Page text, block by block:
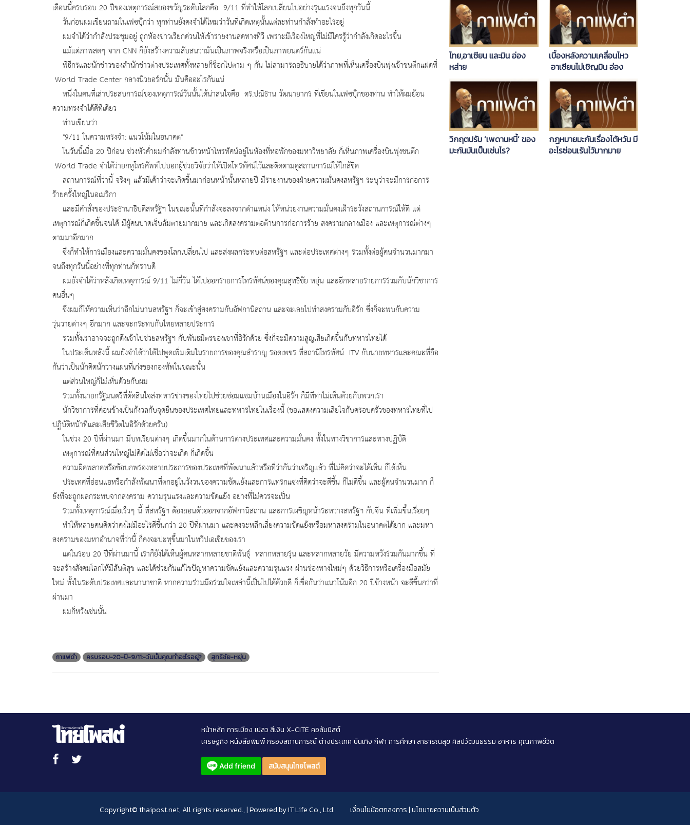
เดือนนี้ครบรอบ 20 ปีของเหตุการณ์สยองขวัญระดับโลกคือ 9/11 ที่ทำให้โลกเปลี่ยนไปอย่างรุนแรงจนถึงทุกวันนี้
วันก่อนผมเขียนถามในเฟซบุ๊กว่า ทุกท่านยังคงจำได้ไหมว่าวันที่เกิดเหตุนั้นแต่ละท่านกำลังทำอะไรอยู่
ผมจำได้ว่ากำลังประชุมอยู่ ถูกห้องข่าวเรียกด่วนให้เข้ารายงานสดทางทีวี เพราะมีเรื่องใหญ่ที่ไม่มีใครรู้ว่ากำลังเกิดอะไรขึ้น
แม้แต่ภาพสดๆ จาก CNN ก็ยังสร้างความสับสนว่ามันเป็นภาพจริงหรือเป็นภาพยนตร์กันแน่
พิธีกรและนักข่าวของสำนักข่าวต่างประเทศทั้งหลายก็ช็อกไปตาม ๆ กัน ไม่สามารถอธิบายได้ว่าภาพที่เห็นเครื่องบินพุ่งเข้าชนตึกแฝดที่
World Trade Center กลางนิวยอร์กนั้น มันคืออะไรกันแน่
หนึ่งในคนที่เล่าประสบการณ์ของเหตุการณ์วันนั้นได้น่าสนใจคือ ดร.ปณิธาน วัฒนายากร ที่เขียนในเฟซบุ๊กของท่าน ทำให้ผมย้อน
ความทรงจำได้ดีทีเดียว
ท่านเขียนว่า
"9/11 ในความทรงจำ: แนวโน้มในอนาคต"
ในวันนี้เมื่อ 20 ปีก่อน ช่วงหัวค่ำผมกำลังทานข้าวหน้าโทรทัศน์อยู่ในห้องที่หอพักของมหาวิทยาลัย ก็เห็นภาพเครื่องบินพุ่งชนตึก
World Trade จำได้ว่ายกหูโทรศัพท์ไปบอกผู้ช่วยวิจัยว่าให้เปิดโทรทัศน์ไว้และติดตามดูสถานการณ์ให้ใกล้ชิด
สถานการณ์ที่ว่านี้ จริงๆ แล้วมีเค้าว่าจะเกิดขึ้นมาก่อนหน้านั้นหลายปี มีรายงานของฝ่ายความมั่นคงสหรัฐฯ ระบุว่าจะมีการก่อการ
ร้ายครั้งใหญ่ในอเมริกา
และมีคำสั่งของประธานาธิบดีสหรัฐฯ ในขณะนั้นที่กำลังจะลงจากตำแหน่ง ให้หน่วยงานความมั่นคงเฝ้าระวังสถานการณ์ให้ดี แต่
เหตุการณ์ก็เกิดขึ้นจนได้ มีผู้คนบาดเจ็บล้มตายมากมาย และเกิดสงครามต่อต้านการก่อการร้าย สงครามกลางเมือง และเหตุการณ์ต่างๆ
ตามมาอีกมาก
ซึ่งก็ทำให้การเมืองและความมั่นคงของโลกเปลี่ยนไป และส่งผลกระทบต่อสหรัฐฯ และต่อประเทศต่างๆ รวมทั้งต่อผู้คนจำนวนมากมา
จนถึงทุกวันนี้อย่างที่ทุกท่านก็ทราบดี
ผมยังจำได้ว่าหลังเกิดเหตุการณ์ 9/11 ไม่กี่วัน ได้ไปออกรายการโทรทัศน์ของคุณสุทธิชัย หยุ่น และอีกหลายรายการร่วมกับนักวิชาการ
คนอื่นๆ
ซึ่งผมก็ให้ความเห็นว่าอีกไม่นานสหรัฐฯ ก็จะเข้าสู่สงครามกับอัฟกานิสถาน และจะเลยไปทำสงครามกับอิรัก ซึ่งก็จะพบกับความ
วุ่นวายต่างๆ อีกมาก และจะกระทบกับไทยหลายประการ
รวมทั้งเราอาจจะถูกดึงเข้าไปช่วยสหรัฐฯ กับพันธมิตรของเขาที่อิรักด้วย ซึ่งก็จะมีความสูญเสียเกิดขึ้นกับทหารไทยได้
ในประเด็นหลังนี้ ผมยังจำได้ว่าได้ไปพูดเพิ่มเติมในรายการของคุณสำราญ รอดเพชร ที่สถานีโทรทัศน์ iTV กับนายทหารและคณะที่ถือ
กันว่าเป็นนักคิดนักวางแผนที่เก่งของกองทัพในขณะนั้น
แต่ส่วนใหญ่ก็ไม่เห็นด้วยกับผม
รวมทั้งนายกรัฐมนตรีที่ตัดสินใจส่งทหารช่างของไทยไปช่วยซ่อมแซมบ้านเมืองในอิรัก ก็มีทีท่าไม่เห็นด้วยกับพวกเรา
นักวิชาการที่ค่อนข้างเป็นกังวลกับจุดยืนของประเทศไทยและทหารไทยในเรื่องนี้ (ขอแสดงความเสียใจกับครอบครัวของทหารไทยที่ไป
ปฏิบัติหน้าที่และเสียชีวิตในอิรักด้วยครับ)
ในช่วง 20 ปีที่ผ่านมา มีบทเรียนต่างๆ เกิดขึ้นมากในด้านการต่างประเทศและความมั่นคง ทั้งในทางวิชาการและทางปฏิบัติ
เหตุการณ์ที่คนส่วนใหญ่ไม่คิดไม่เชื่อว่าจะเกิด ก็เกิดขึ้น
ความผิดพลาดหรือข้อบกพร่องหลายประการของประเทศที่พัฒนาแล้วหรือที่ว่ากันว่าเจริญแล้ว ที่ไม่คิดว่าจะได้เห็น ก็ได้เห็น
ประเทศที่อ่อนแอหรือกำลังพัฒนาที่ตกอยู่ในวังวนของความขัดแย้งและการแทรกแซงที่คิดว่าจะดีขึ้น ก็ไม่ดีขึ้น และผู้คนจำนวนมาก ก็
ยังที่จะถูกผลกระทบจากสงคราม ความรุนแรงและความขัดแย้ง อย่างที่ไม่ควรจะเป็น
รวมทั้งเหตุการณ์เมื่อเร็วๆ นี้ ที่สหรัฐฯ ต้องถอนตัวออกจากอัฟกานิสถาน และการเผชิญหน้าระหว่างสหรัฐฯ กับจีน ที่เพิ่มขึ้นเรื่อยๆ
ทำให้หลายคนคิดว่าคงไม่มีอะไรดีขึ้นกว่า 20 ปีที่ผ่านมา และคงจะหลีกเลี่ยงความขัดแย้งหรือมหาสงครามในอนาคตได้ยาก และมหา
สงครามของมหาอำนาจที่ว่านี้ ก็คงจะปะทุขึ้นมาในทวีปเอเชียของเรา
แต่ในรอบ 20 ปีที่ผ่านมานี้ เราก็ยังได้เห็นผู้คนหลากหลายชาติพันธุ์ หลากหลายรุ่น และหลากหลายวัย มีความหวังร่วมกันมากขึ้น ที่
จะสร้างสังคมโลกให้มีสันติสุข และได้ช่วยกันแก้ไขปัญหาความขัดแย้งและความรุนแรง ผ่านช่องทางใหม่ๆ ด้วยวิธีการหรือเครื่องมือสมัย
ใหม่ ทั้งในระดับประเทศและนานาชาติ หากความร่วมมือร่วมใจเหล่านี้เป็นไปได้ด้วยดี ก็เชื่อกันว่าแนวโน้มอีก 20 ปีข้างหน้า จะดีขึ้นกว่าที่
ผ่านมา
ผมก็หวังเช่นนั้น
กาแฟดำ ครบรอบ-20-ปี-9/11:-วันนั้นคุณทำอะไรอยู่? สุทธิชัย-หยุ่น
ไทย,อาเซียน และมิน อ่อง
หล่าย
เบื้องหลังความเคลื่อนไหว
อาเซียนไม่เชิญมิน อ่อง
วิกฤตปรับ ‘เพดานหนี้’ ของ
มะกันมันเป็นเช่นไร?
กฎหมายมะกันเรื่องไต้หวัน มี
อะไรซ่อนเร้นไว้มากมาย
หน้าหลัก การเมือง เปลว สีเงิน X-CITE คอลัมนิสต์
เศรษฐกิจ หนังสือพิมพ์กรองสถานการณ์ต่างประเทศบันเทิง กีฬา การศึกษา สาธารณสุข ศิลปวัฒนธรรม อาหาร คุณภาพชีวิต
สนับสนุนไทยโพสต์
Copyright© thaipost.net, All rights reserved., | Powered byIT Life Co., Ltd. เงื่อนไขข้อตกลงการ|นโยบายความเป็นส่วนตัว